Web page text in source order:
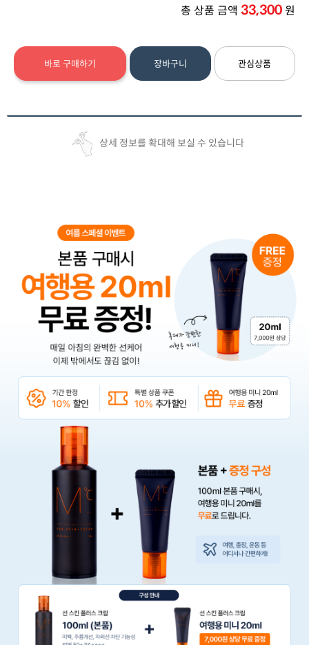
총 상품 금액 33,300원
바로 구매하기 장바구니 관심상품
상세 정보를 확대해 보실 수 있습니다